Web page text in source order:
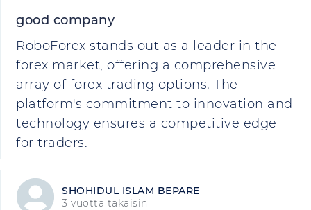
good company
RoboForex stands out as a leader in the
forex market, offering a comprehensive
array of forex trading options. The
platform's commitment to innovation and
technology ensures a competitive edge
for traders.
SHOHIDUL ISLAM BEPARE
3 vuotta takaisin